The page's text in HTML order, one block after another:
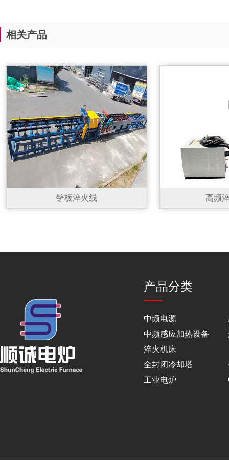
相关产品
铲板淬火线 高频
产品分类
中频电源
中频感应加热设备
淬火机床
全封闭冷却塔
工业电炉